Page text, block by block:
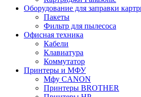
Оборудование для заправки
Пакеты
Фильтр для пылесоса
Офисная техника
Кабели
Клавиатура
Коммутатор
Принтеры и МФУ
Мфу CANON
Принтеры BROTHER